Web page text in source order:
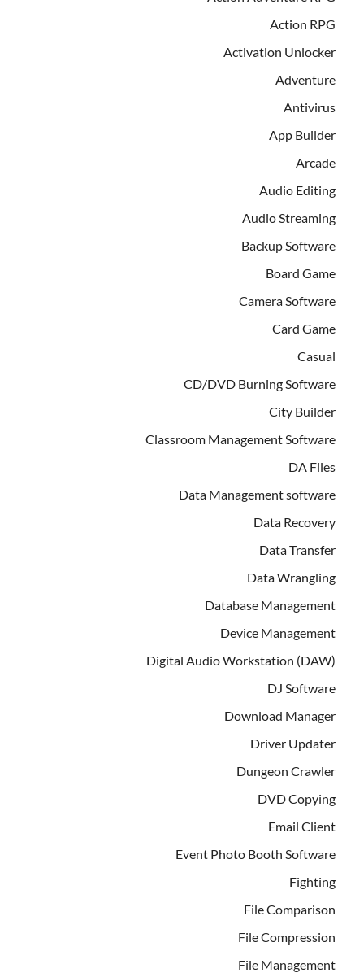
Action RPG
Activation Unlocker
Adventure
Antivirus
App Builder
Arcade
Audio Editing
Audio Streaming
Backup Software
Board Game
Camera Software
Card Game
Casual
CD/DVD Burning Software
City Builder
Classroom Management Software
DA Files
Data Management software
Data Recovery
Data Transfer
Data Wrangling
Database Management
Device Management
Digital Audio Workstation (DAW)
DJ Software
Download Manager
Driver Updater
Dungeon Crawler
DVD Copying
Email Client
Event Photo Booth Software
Fighting
File Comparison
File Compression
File Management